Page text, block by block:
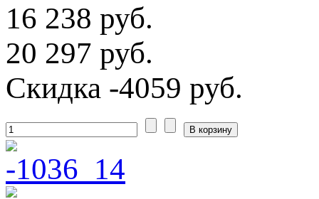
16 238 руб.
20 297 руб.
Скидка -4059 руб.